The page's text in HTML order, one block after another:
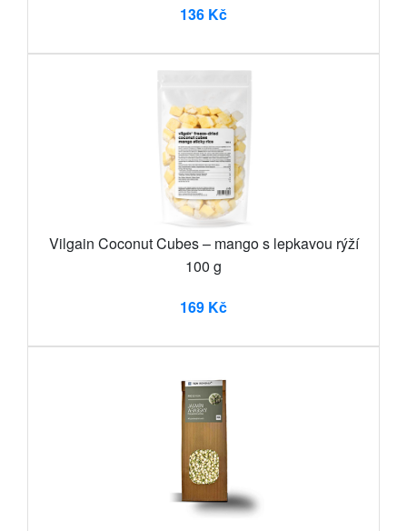
136 Kč
Vilgain Coconut Cubes – mango s lepkavou rýží
100 g
169 Kč